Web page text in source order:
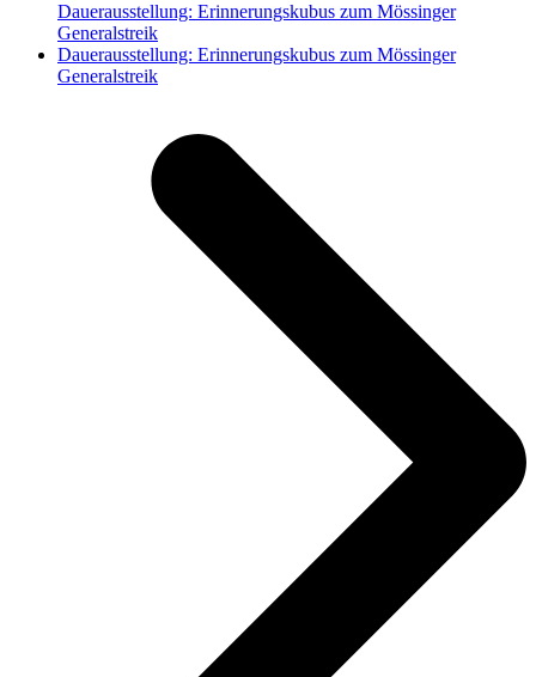
Dauerausstellung: Erinnerungskubus zum Mössinger
Generalstreik
Nächster
Beitrag:
Dauerausstellung: Erinnerungskubus zum Mössinger
Generalstreik